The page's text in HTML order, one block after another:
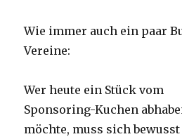
Wie immer auch ein paar
Vereine:
Wer heute ein Stück vom
Sponsoring-Kuchen
möchte, muss sich bewusst